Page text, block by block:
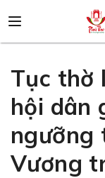
Tục thờ
hội dân
ngưỡng
Vương